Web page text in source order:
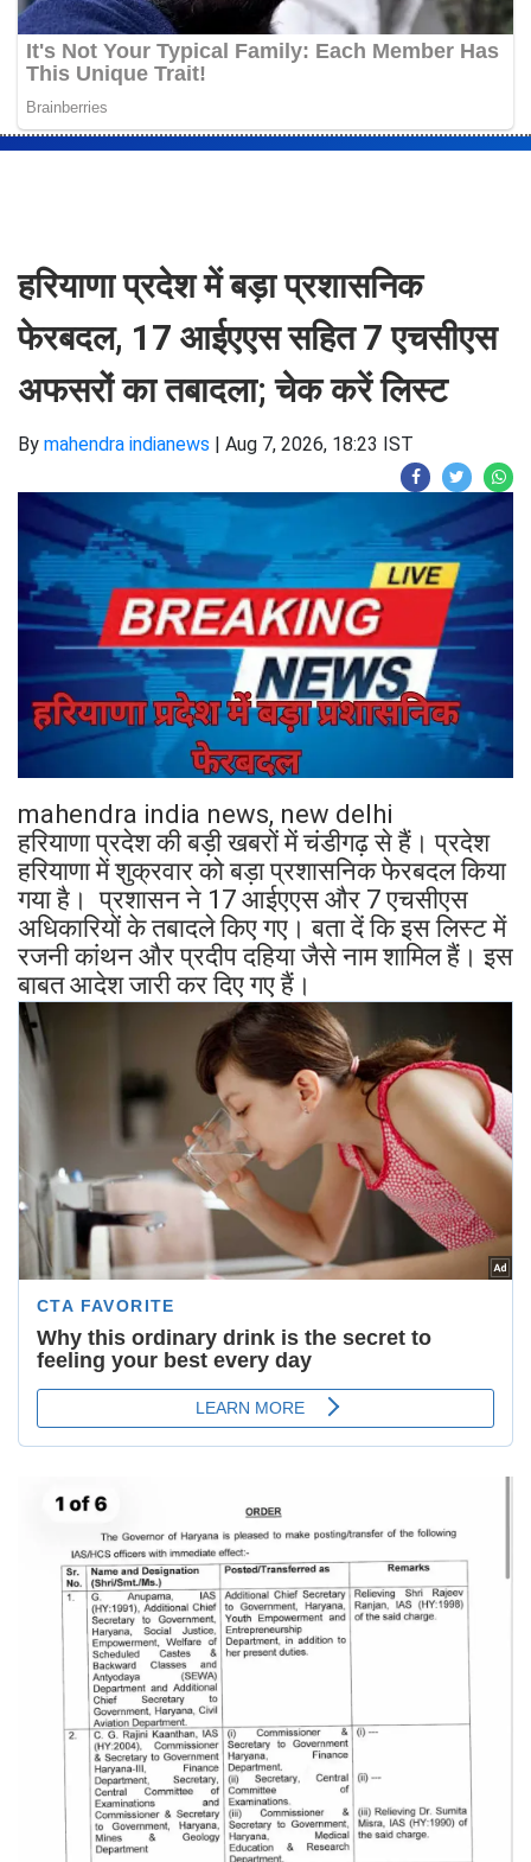
हरियाणा प्रदेश में बड़ा प्रशासनिक
फेरबदल, 17 आईएएस सहित 7 एचसीएस
अफसरों का तबादला; चेक करें लिस्ट
By mahendra indianews Aug 7, 2026, 18:23 IST
mahendra india news, new delhi
हरियाणा प्रदेश की बड़ी खबरों में चंडीगढ़ से हैं। प्रदेश
हरियाणा में शुक्रवार को बड़ा प्रशासनिक फेरबदल किया
गया है। प्रशासन ने 17 आईएएस और 7 एचसीएस
अधिकारियों के तबादले किए गए। बता दें कि इस लिस्ट में
रजनी कांथन और प्रदीप दहिया जैसे नाम शामिल हैं। इस
बाबत आदेश जारी कर दिए गए हैं।